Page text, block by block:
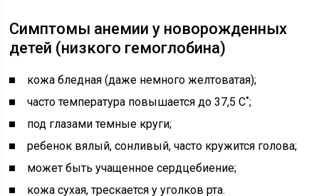
Симптомы анемии у новорожденных
детей (низкого гемоглобина)
кожа бледная (даже немного желтоватая);
часто температура повышается до 37,5 С˚;
под глазами темные круги;
ребенок вялый, сонливый, часто кружится голова;
может быть учащенное сердцебиение;
кожа сухая, трескается у уголков рта.